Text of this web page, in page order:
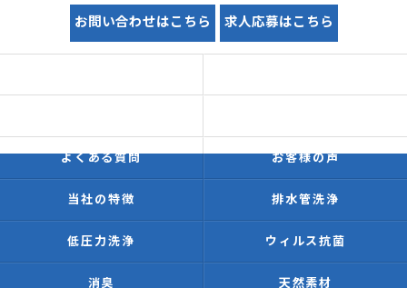
お問い合わせはこちら 求人応募はこちら
よくある質問 お客様の声
当社の特徴 排水管洗浄
低圧力洗浄 ウィルス抗菌
消臭 天然素材